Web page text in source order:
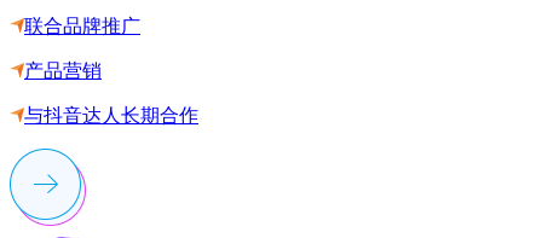
联合品牌推广
产品营销
与抖音达人长期合作